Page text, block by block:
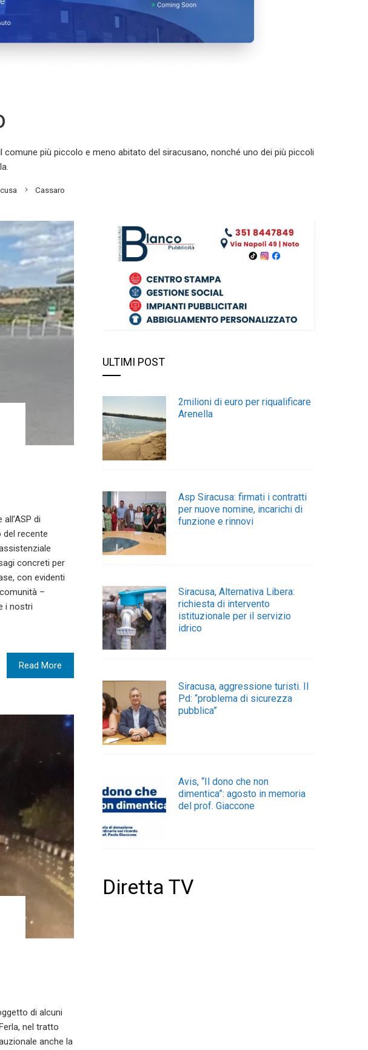
più piccolo e meno abitato del siracusano, nonché uno dei più piccoli
Cassaro
di
del recente
concreti per
con evidenti
–
i nostri
Read More
di alcuni
nel tratto
anche la
ULTIMI POST
2milioni di euro per riqualificare
Arenella
Asp Siracusa: firmati i contratti
per nuove nomine, incarichi di
funzione e rinnovi
Siracusa, Alternativa Libera:
richiesta di intervento
istituzionale per il servizio
idrico
Siracusa, aggressione turisti. Il
Pd: “problema di sicurezza
pubblica”
Avis, “Il dono che non
dimentica”: agosto in memoria
del prof. Giaccone
Diretta TV